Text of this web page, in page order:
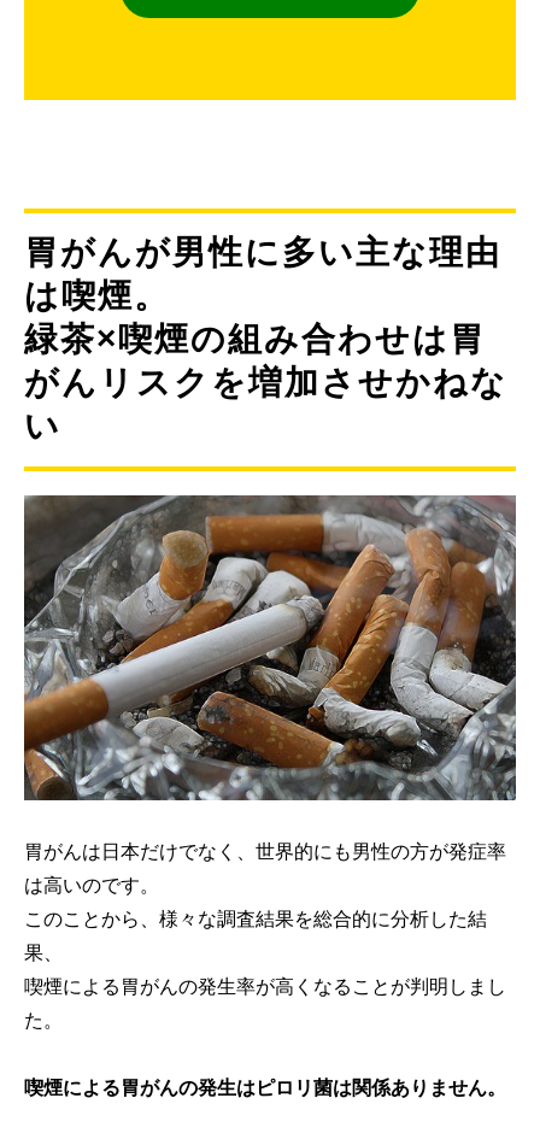
胃がんが男性に多い主な理由
は喫煙。
緑茶×喫煙の組み合わせは胃
がんリスクを増加させかねな
い
胃がんは日本だけでなく、世界的にも男性の方が発症率
は高いのです。
このことから、様々な調査結果を総合的に分析した結
果、
喫煙による胃がんの発生率が高くなることが判明しまし
た。
喫煙による胃がんの発生はピロリ菌は関係ありません。